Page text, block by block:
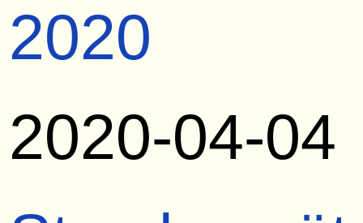
2020
2020-04-04